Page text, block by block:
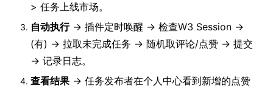
> 任务上线市场。
自动执行-> 插件定时唤醒 -> 检查W3 Session ->
(有) -> 拉取未完成任务 -> 随机取评论/点赞 -> 提交
-> 记录日志。
查看结果-> 任务发布者在个人中心看到新增的点赞